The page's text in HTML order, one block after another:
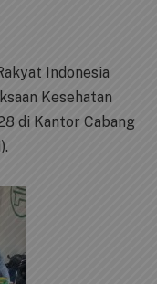
Indonesia
Kesehatan
di Kantor Cabang